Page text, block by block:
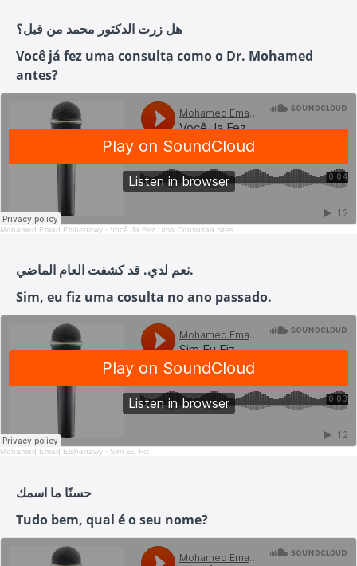
هل زرت الدكتور محمد من قبل؟
Você já fez uma consulta como o Dr. Mohamed
antes?
Mohamed Emad Elshenawy · Você Ja Fez Uma Consultaa Ntes
نعم لدي. قد كشفت العام الماضي.
Sim, eu fiz uma cosulta no ano passado.
Mohamed Emad Elshenawy · Sim Eu Fiz
حسنًا ما اسمك
Tudo bem, qual é o seu nome?